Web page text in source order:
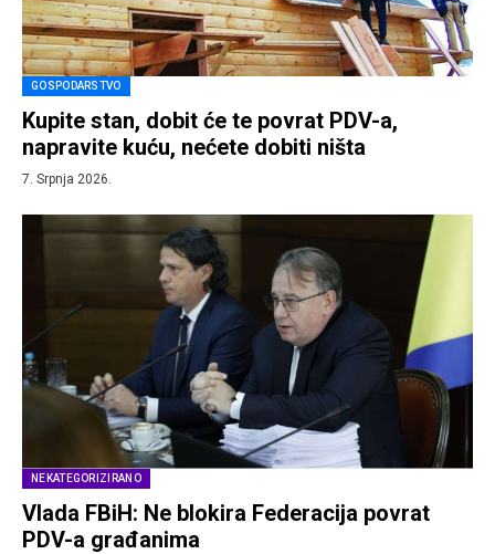
GOSPODARSTVO
Kupite stan, dobit će te povrat PDV-a,
napravite kuću, nećete dobiti ništa
7. Srpnja 2026.
NEKATEGORIZIRANO
Vlada FBiH: Ne blokira Federacija povrat
PDV-a građanima